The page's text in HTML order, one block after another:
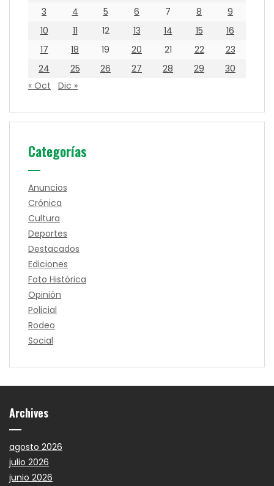
3
4 5 6 7 8
9
10
11 12 13 14 15
16
17
18 19 20 21 22
23
24
25 26 27 28 29
30
« Oct
Dic »
Categorías
Anuncios
Crónica
Cultura
Deportes
Destacados
Ediciones
Foto Histórica
Opinión
Policial
Rodeo
Social
Archives
agosto 2026
julio 2026
junio 2026